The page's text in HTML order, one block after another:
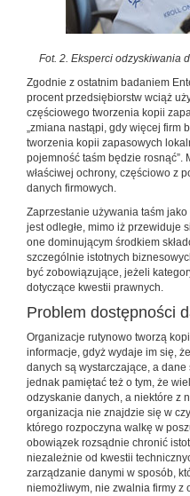
Fot. 2. Eksperci odzyskiwania
Zgodnie z ostatnim badaniem
procent przedsiębiorstw wciąż
częściowego tworzenia kopii
„zmiana nastąpi, gdy więcej firm
tworzenia kopii zapasowych
pojemność taśm będzie rosnąć”.
właściwej ochrony, częściowo z
danych firmowych.
Zaprzestanie używania taśm
jest odległe, mimo iż przewiduje
one dominującym środkiem
szczególnie istotnych
być zobowiązujące, jeżeli
dotyczące kwestii prawnych.
Problem dostępności
Organizacje rutynowo tworzą
informacje, gdyż wydaje im się,
danych są wystarczające, a
jednak pamiętać też o tym, że
odzyskanie danych, a niektóre z
organizacja nie znajdzie się w
którego rozpoczyna walkę w
obowiązek rozsądnie chronić
niezależnie od kwestii
zarządzanie danymi w sposób,
niemożliwym, nie zwalnia firmy z